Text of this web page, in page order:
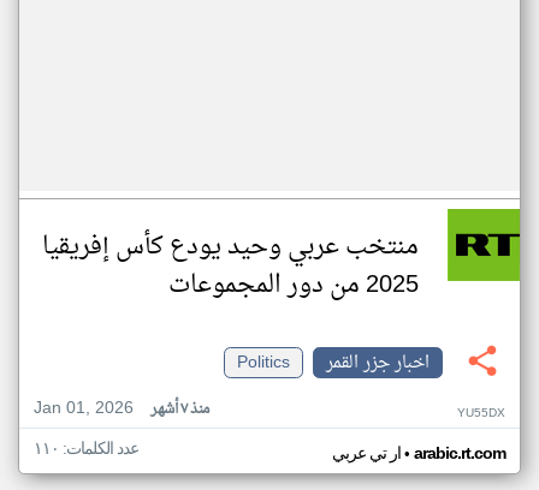
منتخب عربي وحيد يودع كأس إفريقيا
2025 من دور المجموعات
اخبار جزر القمر
Politics
Jan 01, 2026
منذ ٧ أشهر YU55DX
ار تي عربي• arabic.rt.com عدد الكلمات: ١١٠